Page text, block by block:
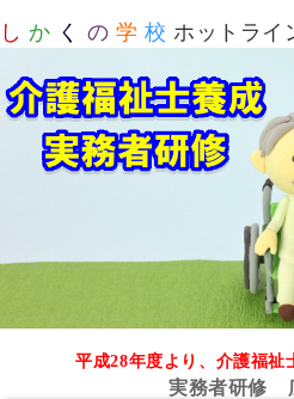
し か く の 学 校 ホットライ
平成28年度より、介護福祉
実務者研修